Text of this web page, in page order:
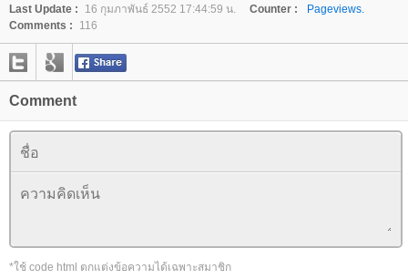
Last Update :
16 กุมภาพันธ์ 2552 17:44:59 น. Counter :
Pageviews.
Comments :
116
Comment
*ใช้ code html ตกแต่งข้อความได้เฉพาะสมาชิก